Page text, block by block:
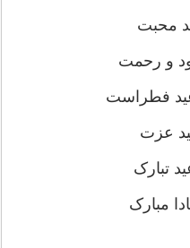
محبت
و رحمت
فطراست
عزت
تبارک
مبارک